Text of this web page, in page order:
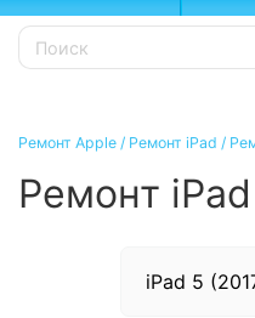
Ремонт Apple / Ремонт iPad /
Ремонт
iPad 5